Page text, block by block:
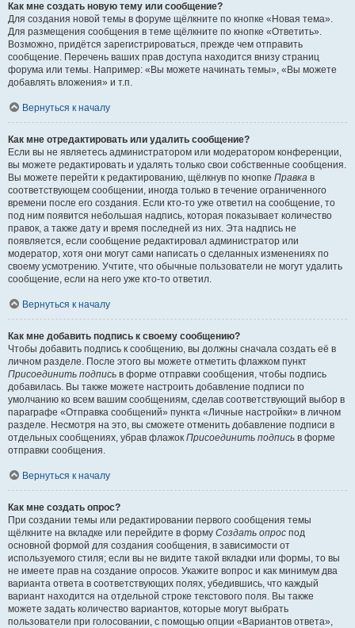
Как мне создать новую тему или сообщение?
Для создания новой темы в форуме щёлкните по кнопке «Новая тема».
Для размещения сообщения в теме щёлкните по кнопке «Ответить».
Возможно, придётся зарегистрироваться, прежде чем отправить
сообщение. Перечень ваших прав доступа находится внизу страниц
форума или темы. Например: «Вы можете начинать темы», «Вы можете
добавлять вложения» и т.п.
Вернуться к началу
Как мне отредактировать или удалить сообщение?
Если вы не являетесь администратором или модератором конференции,
вы можете редактировать и удалять только свои собственные сообщения.
Вы можете перейти к редактированию, щёлкнув по кнопке Правка в
соответствующем сообщении, иногда только в течение ограниченного
времени после его создания. Если кто-то уже ответил на сообщение, то
под ним появится небольшая надпись, которая показывает количество
правок, а также дату и время последней из них. Эта надпись не
появляется, если сообщение редактировал администратор или
модератор, хотя они могут сами написать о сделанных изменениях по
своему усмотрению. Учтите, что обычные пользователи не могут удалить
сообщение, если на него уже кто-то ответил.
Вернуться к началу
Как мне добавить подпись к своему сообщению?
Чтобы добавить подпись к сообщению, вы должны сначала создать её в
личном разделе. После этого вы можете отметить флажком пункт
Присоединить подпись в форме отправки сообщения, чтобы подпись
добавилась. Вы также можете настроить добавление подписи по
умолчанию ко всем вашим сообщениям, сделав соответствующий выбор в
параграфе «Отправка сообщений» пункта «Личные настройки» в личном
разделе. Несмотря на это, вы сможете отменить добавление подписи в
отдельных сообщениях, убрав флажок Присоединить подпись в форме
отправки сообщения.
Вернуться к началу
Как мне создать опрос?
При создании темы или редактировании первого сообщения темы
щёлкните на вкладке или перейдите в форму Создать опрос под
основной формой для создания сообщения, в зависимости от
используемого стиля; если вы не видите такой вкладки или формы, то вы
не имеете прав на создание опросов. Укажите вопрос и как минимум два
варианта ответа в соответствующих полях, убедившись, что каждый
вариант находится на отдельной строке текстового поля. Вы также
можете задать количество вариантов, которые могут выбрать
пользователи при голосовании, с помощью опции «Вариантов ответа»,